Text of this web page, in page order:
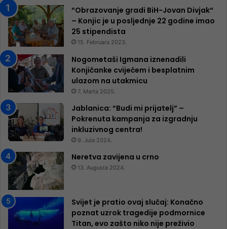
“Obrazovanje gradi BiH-Jovan Divjak“
– Konjic je u posljednje 22 godine imao
25 ​​stipendista
15. Februara 2023.
Nogometaši Igmana iznenadili
Konjičanke cvijećem i besplatnim
ulazom na utakmicu
7. Marta 2025.
Jablanica: “Budi mi prijatelj” –
Pokrenuta kampanja za izgradnju
inkluzivnog centra!
9. Jula 2024.
Neretva zavijena u crno
13. Augusta 2024.
Svijet je pratio ovaj slučaj: Konačno
poznat uzrok tragedije podmornice
Titan, evo zašto niko nije preživio